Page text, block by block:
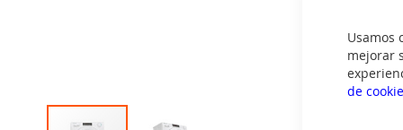
Usamos
mejorar
de